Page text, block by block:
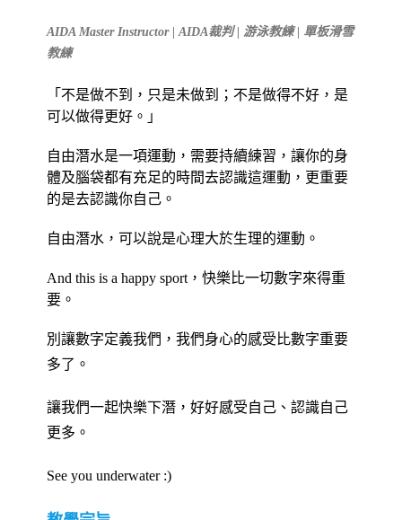
AIDA Master Instructor|AIDA裁判 | 游泳教練 | 單板滑雪
教練
「不是做不到，只是未做到； 不是做得不好，是
可以做得更好。」
自由潛水是一項運動，需要持續練習，讓你的身
體及腦袋都有充足的時間去認識這運動，更重要
的是去認識你自己。
自由潛水，可以說是心理大於生理的運動。
And this is a happy sport，快樂比一切數字來得重
要。
別讓數字定義我們，我們身心的感受比數字重要
多了。
讓我們一起快樂下潛，好好感受自己、認識自己
更多。
See you underwater :)